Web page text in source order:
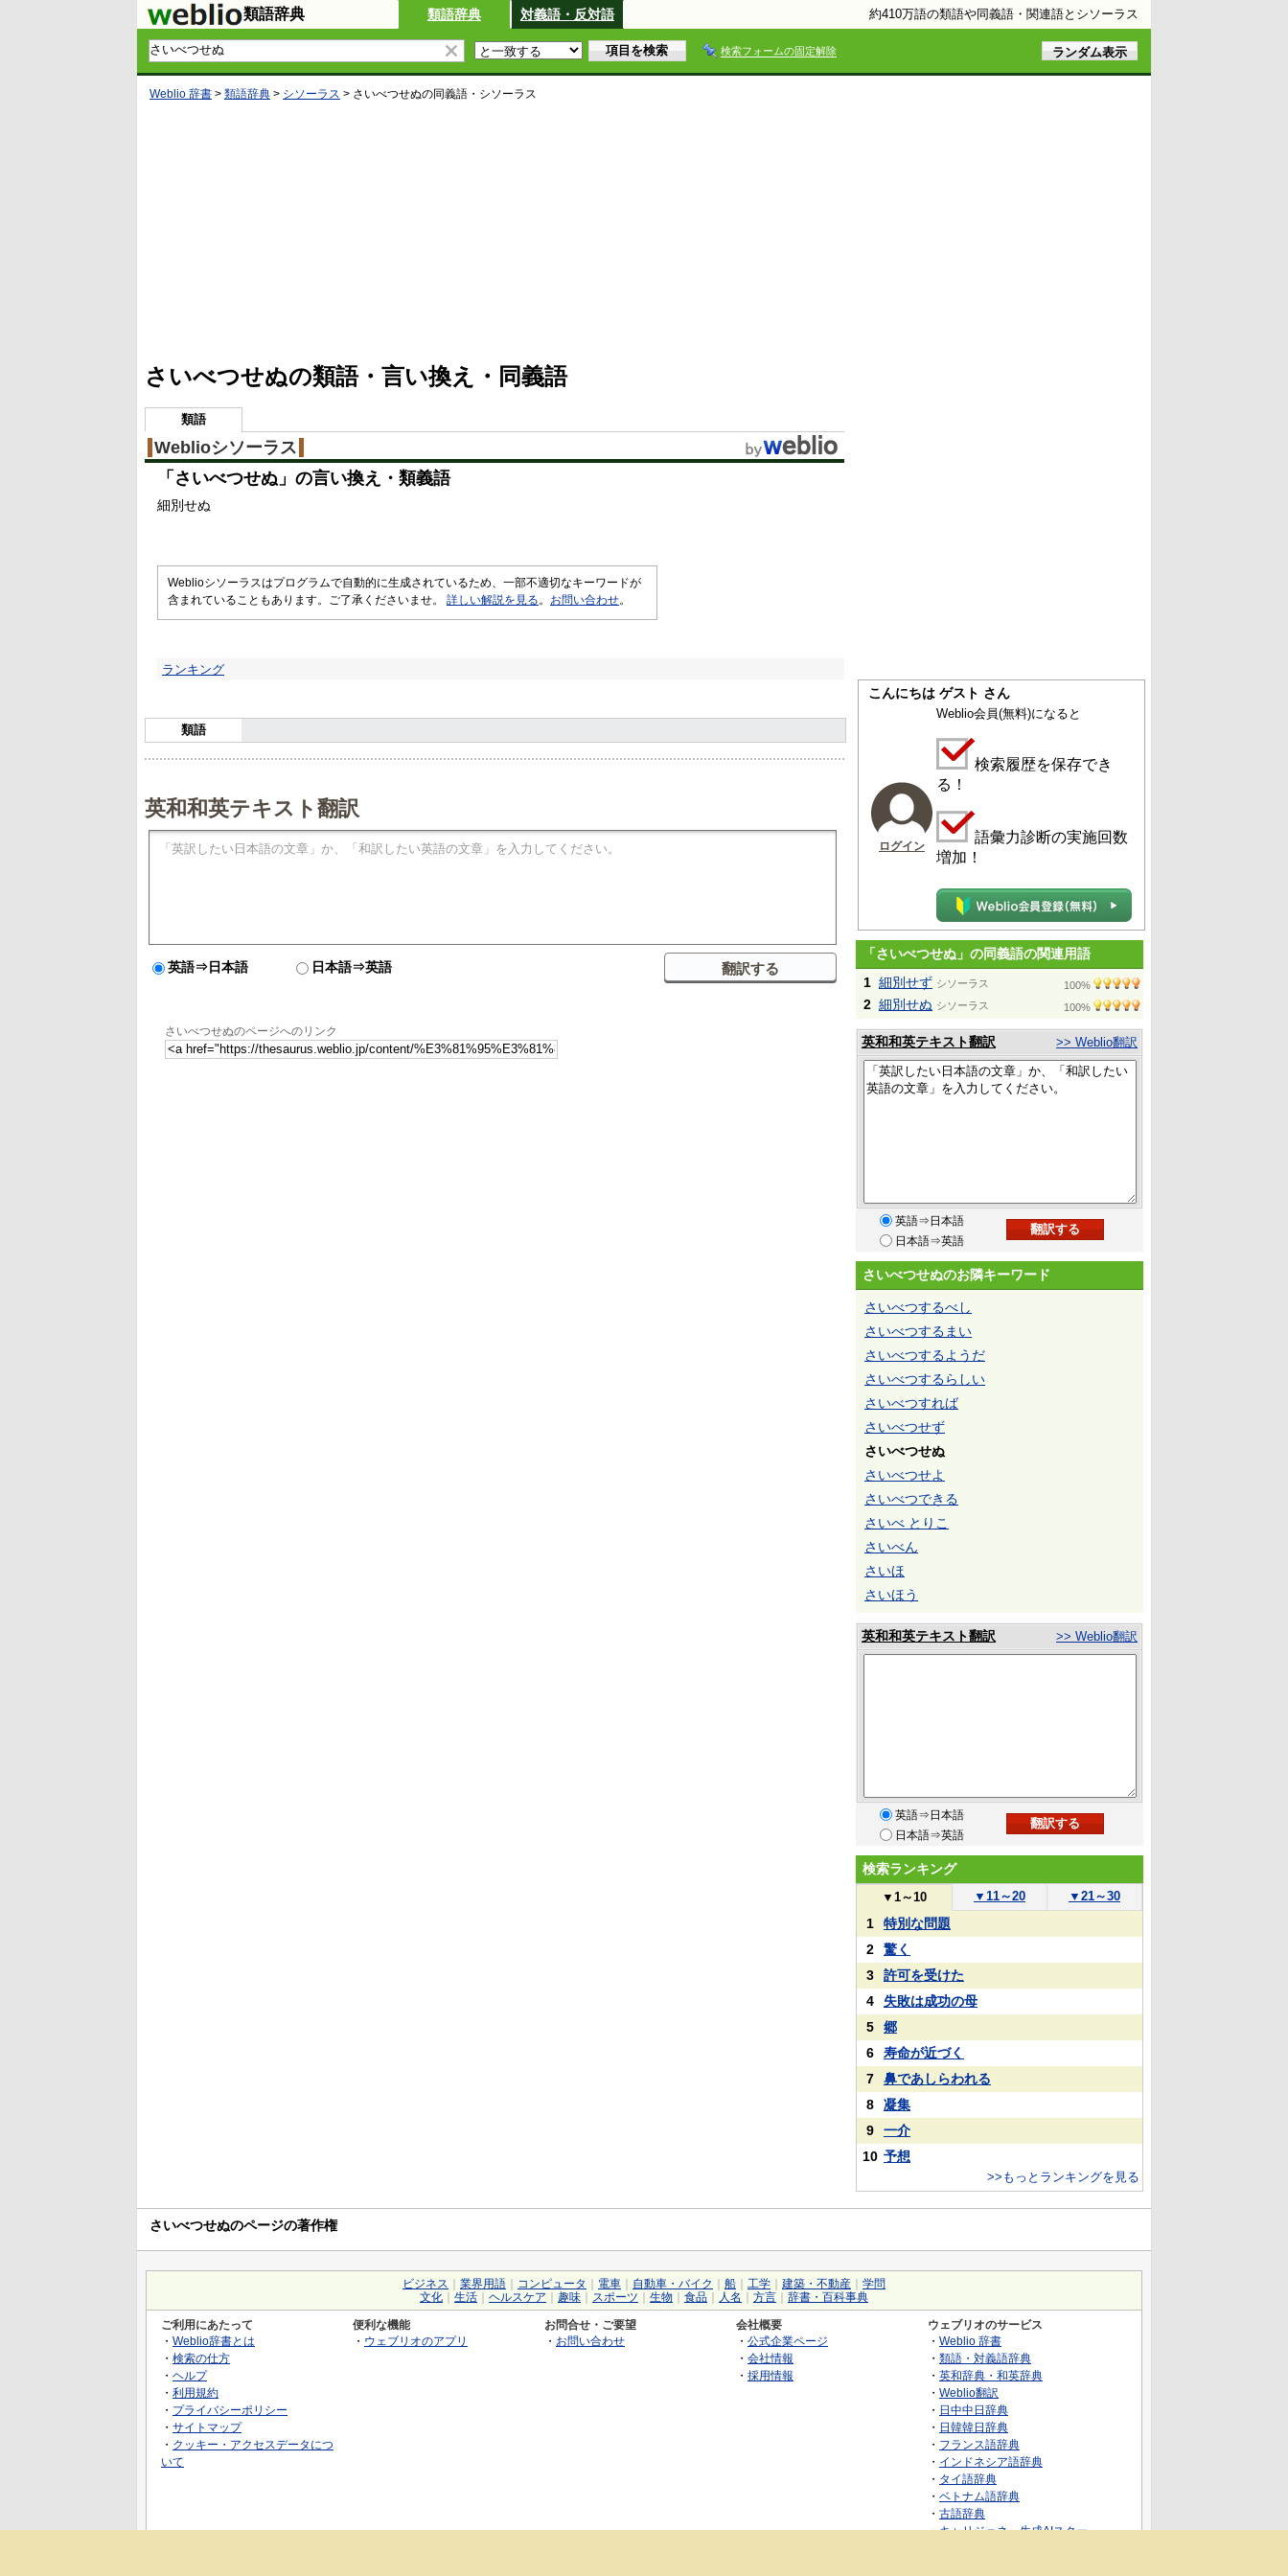
類語辞典 類語辞典 対義語・反対語 約410万語の類語や同義語・関連語とシソーラス
検索フォームの固定解除
Weblio 辞書 > 類語辞典 > シソーラス > さいべつせぬの同義語・シソーラス
4
5
.
%
さいべつせぬの類語・言い換え・同義語
類語
Weblioシソーラス
「 さいべつせぬ 」の言い換え・類義語
細別せぬ
Weblioシソーラスはプログラムで自動的に生成されているため、一部不適切なキーワードが
含まれていることもあります。ご了承くださいませ。 詳しい解説を見る 。 お問い合わせ。
ランキング
類語
英和和英テキスト翻訳
英語⇒日本語 日本語⇒英語
さいべつせぬのページへのリンク
こんにちは ゲスト さん
ログイン
Weblio会員(無料)になると
検索履歴を保存でき
る！
語彙力診断の実施回数
増加！
「さいべつせぬ」の同義語の関連用語
1 細別せず シソーラス 100%
2 細別せぬ シソーラス 100%
英和和英テキスト翻訳 >> Weblio翻訳
英語⇒日本語
日本語⇒英語
さいべつせぬのお隣キーワード
さいべつするべし
さいべつするまい
さいべつするようだ
さいべつするらしい
さいべつすれば
さいべつせず
さいべつせぬ
さいべつせよ
さいべつできる
さいべ とりこ
さいべん
さいほ
さいほう
英和和英テキスト翻訳 >> Weblio翻訳
英語⇒日本語
日本語⇒英語
検索ランキング
▼ 1～10 ▼ 11～20 ▼ 21～30
1
特別な問題
2
驚く
3
許可を受けた
4
失敗は成功の母
5
郷
6
寿命が近づく
7
鼻であしらわれる
8
凝集
9
一介
10 予想
>>もっとランキングを見る
さいべつせぬのページの著作権
ビジネス 業界用語 コンピュータ 電車 自動車・バイク 船 工学 建築・不動産
学問
文化
生活 ヘルスケア 趣味 スポーツ 生物 食品 人名 方言 辞書・百科事典
ご利用にあたって
・ Weblio辞書とは
・ 検索の仕方
・ ヘルプ
・ 利用規約
・ プライバシーポリシー
・ サイトマップ
・ クッキー・アクセスデータにつ
いて
便利な機能
・ ウェブリオのアプリ
お問合せ・ご要望
・ お問い合わせ
会社概要
・ 公式企業ページ
・ 会社情報
・ 採用情報
ウェブリオのサービス
・ Weblio 辞書
・ 類語・対義語辞典
・ 英和辞典・和英辞典
・ Weblio翻訳
・ 日中中日辞典
・ 日韓韓日辞典
・ フランス語辞典
・ インドネシア語辞典
・ タイ語辞典
・ ベトナム語辞典
・ 古語辞典
・キャリジェネ～生成AIスクー